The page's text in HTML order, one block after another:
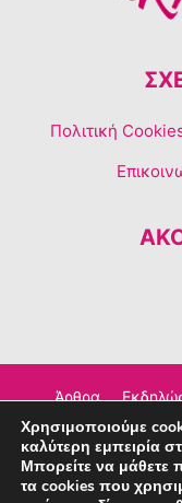
Πολιτική
Άρθρα
Σχόλια
Χρησιμοποιούμε
καλύτερη εμπειρία
Μπορείτε να μάθετε
τα cookies που